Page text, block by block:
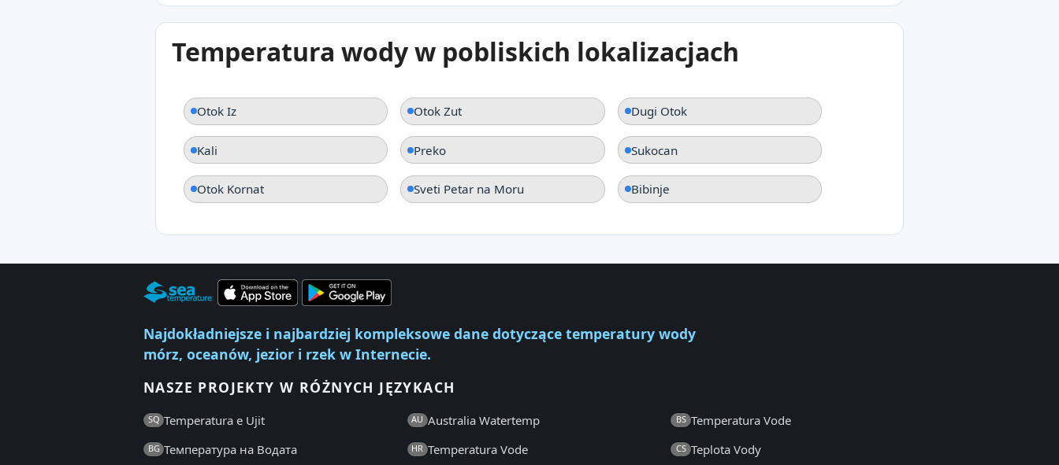
Temperatura wody w pobliskich lokalizacjach
Otok Iz Otok Zut Dugi Otok
Kali Preko Sukocan
Otok Kornat Sveti Petar na Moru Bibinje
Najdokładniejsze i najbardziej kompleksowe dane dotyczące temperatury wody
mórz, oceanów, jezior i rzek w Internecie.
NASZE PROJEKTY W RÓŻNYCH JĘZYKACH
SQ Temperatura e Ujit AU Australia Watertemp BS Temperatura Vode
BG Температура на Водата HR Temperatura Vode CS Teplota Vody